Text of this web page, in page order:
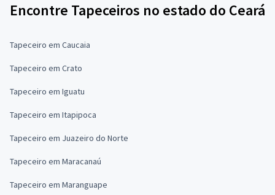
Encontre Tapeceiros no estado do Ceará
Tapeceiro em Caucaia
Tapeceiro em Crato
Tapeceiro em Iguatu
Tapeceiro em Itapipoca
Tapeceiro em Juazeiro do Norte
Tapeceiro em Maracanaú
Tapeceiro em Maranguape